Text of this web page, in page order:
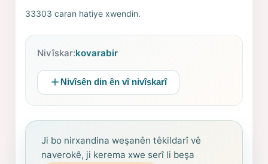
33303 caran hatiye xwendin.
Nivîskar:kovarabir
Nivîsên din ên vî nivîskarî
Ji bo nirxandina weşanên têkildarî vê
naverokê, ji kerema xwe serî li beşa